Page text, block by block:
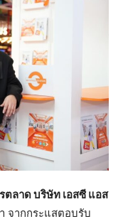
ลาด บริษัท เอสซี แอส
จากกระแสตอบรับ